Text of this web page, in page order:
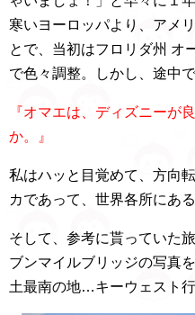
寒いヨーロッパより、アメ
とで、当初はフロリダ州 オ
で色々調整。しかし、途中
『オマエは、ディズニーが
か。』
私はハッと目覚めて、方向
カであって、世界各所にあ
そして、参考に貰っていた
ブンマイルブリッジの写真
土最南の地…キーウェスト行